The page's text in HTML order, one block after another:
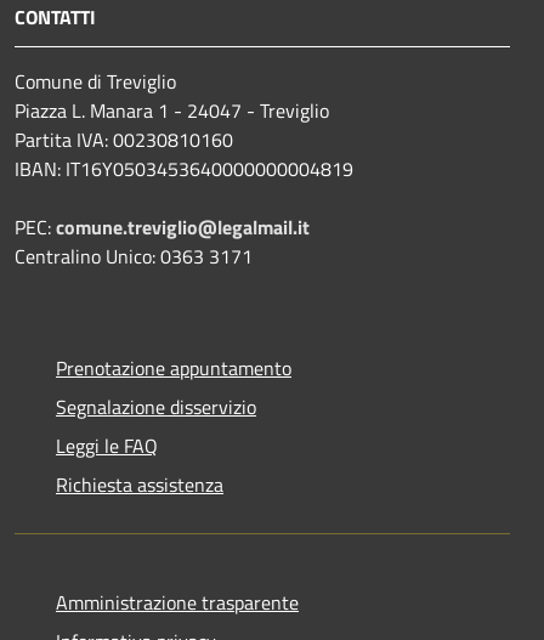
CONTATTI
Comune di Treviglio
Piazza L. Manara 1 - 24047 - Treviglio
Partita IVA: 00230810160
IBAN: IT16Y0503453640000000004819
PEC:comune.treviglio@legalmail.it
Centralino Unico: 0363 3171
Prenotazione appuntamento
Segnalazione disservizio
Leggi le FAQ
Richiesta assistenza
Amministrazione trasparente